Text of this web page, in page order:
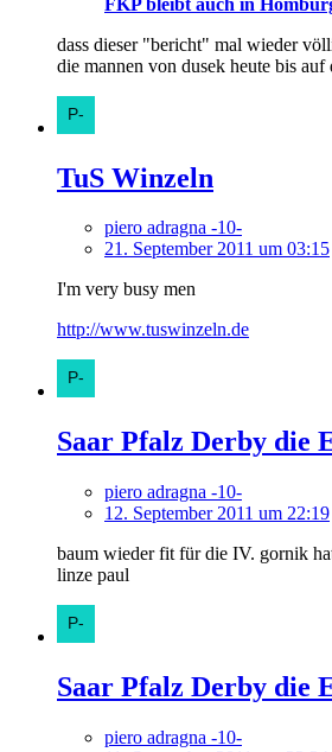
dass dieser "bericht" mal wieder
die mannen von dusek heute bis
TuS Winzeln
piero adragna -10-
21. September 2011 um 03:15
I'm very busy men
http://www.tuswinzeln.de
Saar Pfalz Derby die
piero adragna -10-
12. September 2011 um 22:19
baum wieder fit für die IV. gornik
linze paul
Saar Pfalz Derby die
piero adragna -10-